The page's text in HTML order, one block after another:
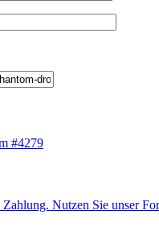
#4279
Nutzen Sie unser